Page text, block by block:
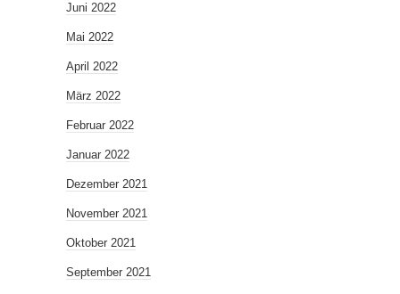
Juni 2022
Mai 2022
April 2022
März 2022
Februar 2022
Januar 2022
Dezember 2021
November 2021
Oktober 2021
September 2021